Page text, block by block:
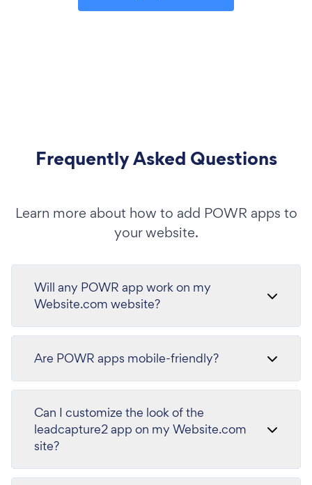
Frequently Asked Questions
Learn more about how to add POWR apps to
your website.
Will any POWR app work on my
Website.com website?
Are POWR apps mobile-friendly?
Can I customize the look of the
leadcapture2 app on my Website.com
site?